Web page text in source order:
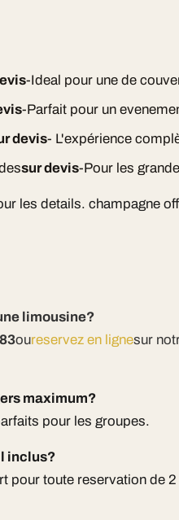
-Ideal pour une de
-Parfait pour un
devis- L'expérience
sur devis-Pour les
les details. champagne
limousine?
oureservez en lignesur
maximum?
pour les groupes.
inclus?
pour toute reservation de